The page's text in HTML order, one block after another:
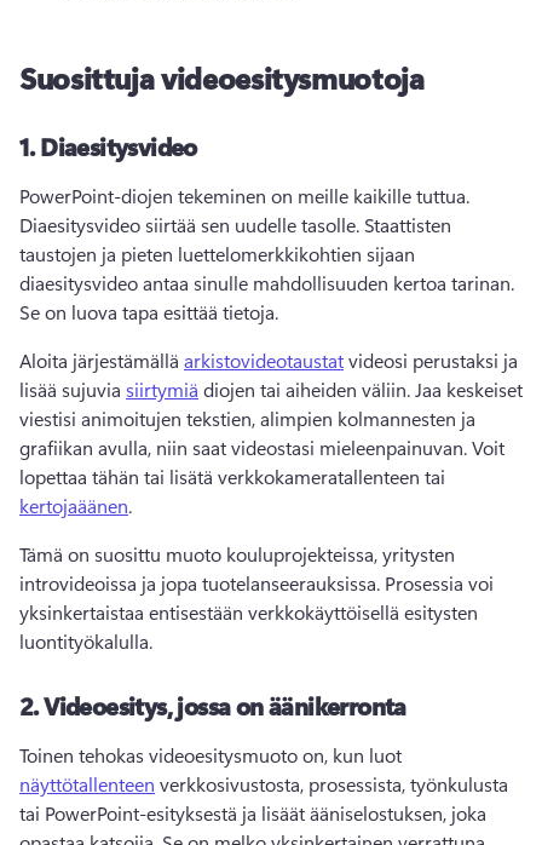
Suosittuja videoesitysmuotoja
1.Diaesitysvideo
Diaesitysvideo siirtää sen uudelle tasolle. Staattisten
taustojen ja pieten luettelomerkkikohtien sijaan
Se on luova tapa esittää tietoja.
Aloita järjestämällä arkistovideotaustat videosi perustaksi ja
lisää sujuvia siirtymiä diojen tai aiheiden väliin. Jaa keskeiset
viestisi animoitujen tekstien, alimpien kolmannesten ja
grafiikan avulla, niin saat videostasi mieleenpainuvan. Voit
lopettaa tähän tai lisätä verkkokameratallenteen tai
kertojaäänen.
Tämä on suosittu muoto kouluprojekteissa, yritysten
introvideoissa ja jopa tuotelanseerauksissa. Prosessia voi
yksinkertaistaa entisestään verkkokäyttöisellä esitysten
luontityökalulla.
2.Videoesitys, jossa on äänikerronta
Toinen tehokas videoesitysmuoto on, kun luot
näyttötallenteen verkkosivustosta, prosessista, työnkulusta
tai PowerPoint-esityksestä ja lisäät ääniselostuksen, joka